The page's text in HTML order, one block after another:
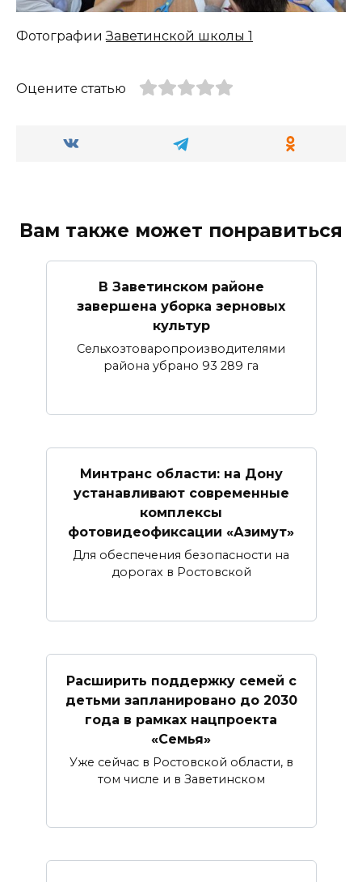
ФотографииЗаветинской школы 1
Оцените статью
Вам также может понравиться
В Заветинском районе
завершена уборка зерновых
культур
Сельхозтоваропроизводителями
района убрано 93 289 га
Минтранс области: на Дону
устанавливают современные
комплексы
фотовидеофиксации «Азимут»
Для обеспечения безопасности на
дорогах в Ростовской
Расширить поддержку семей с
детьми запланировано до 2030
года в рамках нацпроекта
«Семья»
Уже сейчас в Ростовской области, в
том числе и в Заветинском